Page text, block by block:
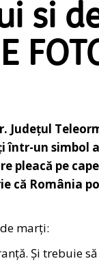
si
Județul
într-un simbol
pleacă pe
că România
marți:
Și trebuie să